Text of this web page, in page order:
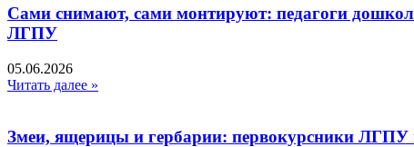
Сами снимают, сами монтируют: педагоги
ЛГПУ​
05.06.2026
Читать далее »
Змеи, ящерицы и гербарии: первокурсники